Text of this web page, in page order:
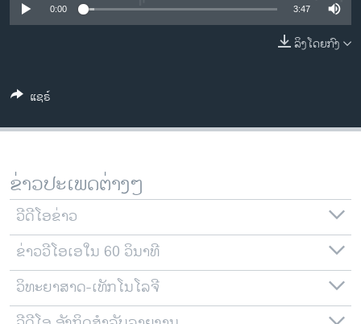
ອິດສະຫຼະພາບດ້ານການຂ່າວ
ວິທະຍາສາດ-ເທັກໂນໂລຈີ
ທຸລະກິດ
ວີດີໂອ
ສຽງ
ລາຍການກະຈາຍສຽງ
ຕິດຕາມພວກເຮົາ ທີ່
0:00 3:47
ລິງໂດຍກົງ
ແຊຣ໌
ຂ່າວປະເພດຕ່າງໆ
ວີດີໂອຂ່າວ
ຂ່າວວີໂອເອໃນ 60 ວິນາທີ
ວິທະຍາສາດ-ເທັກໂນໂລຈີ